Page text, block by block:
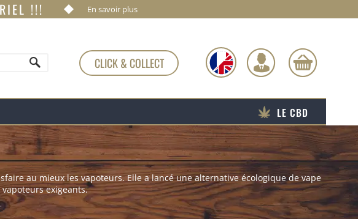
!!! En savoir plus
CLICK & COLLECT
LE CBD
au mieux les vapoteurs. Elle a lancé une alternative écologique de vape
exigeants.